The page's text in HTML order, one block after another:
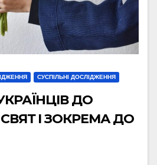
СУСПІЛЬНІ ДОСЛІДЖЕННЯ
ДО
І ЗОКРЕМА ДО